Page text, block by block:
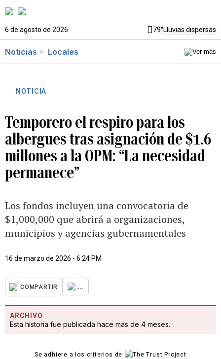
6 de agosto de 2026 79°Lluvias dispersas
Noticias Locales
NOTICIA
Temporero el respiro para los
albergues tras asignación de $1.6
millones a la OPM: “La necesidad
permanece”
Los fondos incluyen una convocatoria de
$1,000,000 que abrirá a organizaciones,
municipios y agencias gubernamentales
16 de marzo de 2026 - 6:24 PM
COMPARTIR ...
ARCHIVO
Esta historia fue publicada hace más de 4 meses.
Se adhiere a los criterios de